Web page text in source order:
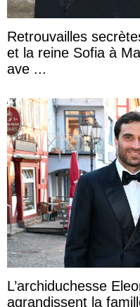
Retrouvailles
et la reine Sofia à
ave ...
L’archiduchesse
agrandissent la